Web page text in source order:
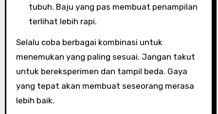
tubuh. Baju yang pas membuat penampilan
terlihat lebih rapi.
Selalu coba berbagai kombinasi untuk
menemukan yang paling sesuai. Jangan takut
untuk bereksperimen dan tampil beda. Gaya
yang tepat akan membuat seseorang merasa
lebih baik.